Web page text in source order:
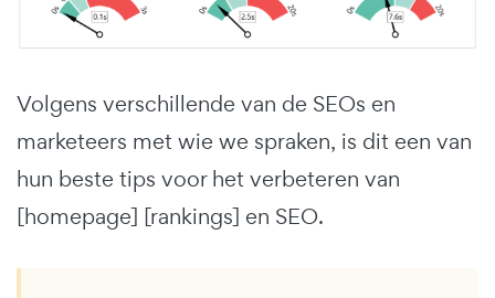
Volgens verschillende van de SEOs en
marketeers met wie we spraken, is dit een van
hun beste tips voor het verbeteren van
[homepage] [rankings] en SEO.